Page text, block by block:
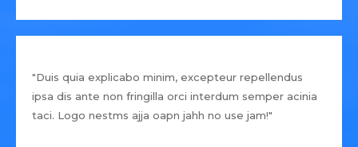
"Duis quia explicabo minim, excepteur repellendus
ipsa dis ante non fringilla orci interdum semper acinia
taci. Logo nestms ajja oapn jahh no use jam!"